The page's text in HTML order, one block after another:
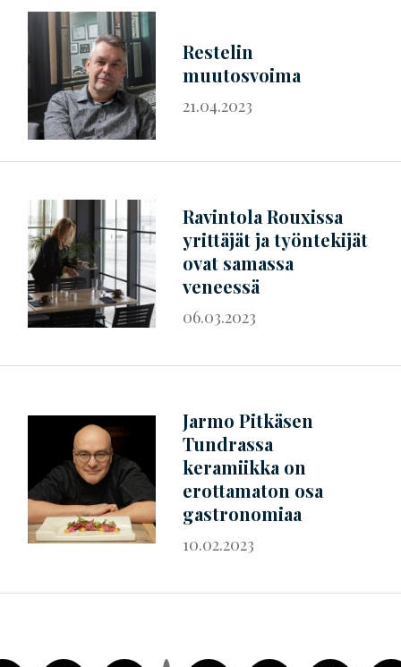
Restelin
muutosvoima
21.04.2023
Ravintola Rouxissa
yrittäjät ja työntekijät
ovat samassa
veneessä
06.03.2023
Jarmo Pitkäsen
Tundrassa
keramiikka on
erottamaton osa
gastronomiaa
10.02.2023